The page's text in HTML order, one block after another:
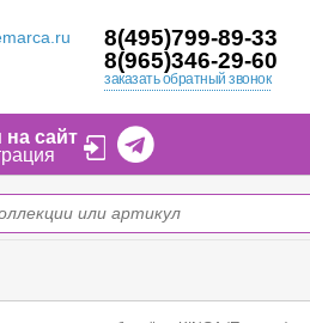
8(495)799-89-33
8(965)346-29-60
заказать обратный звонок
на сайт